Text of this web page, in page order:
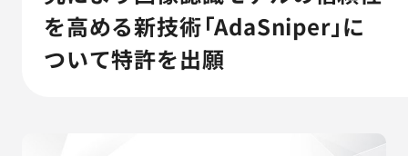
を高める新技術「AdaSniper」に
ついて特許を出願